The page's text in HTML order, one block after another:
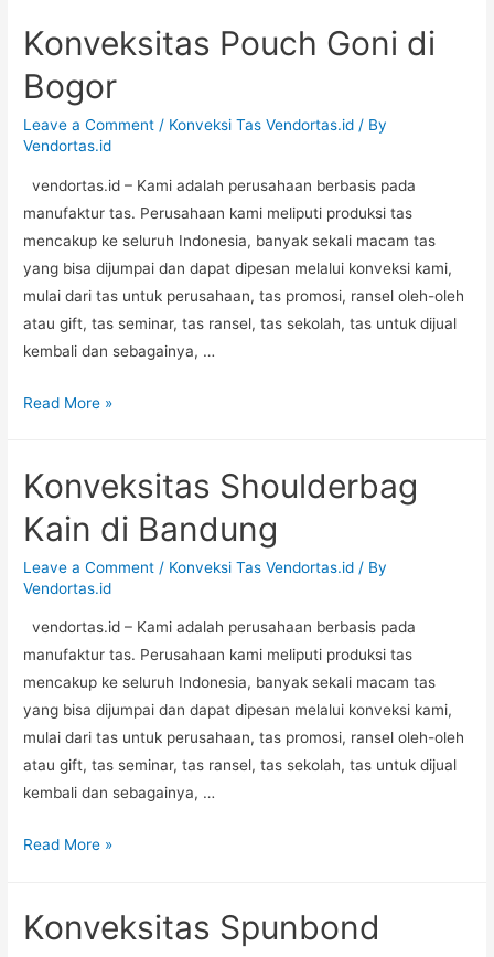
di
Timur
Konveksitas Pouch Goni di
Bogor
Leave a Comment / Konveksi Tas Vendortas.id / By
Vendortas.id
vendortas.id – Kami adalah perusahaan berbasis pada
manufaktur tas. Perusahaan kami meliputi produksi tas
mencakup ke seluruh Indonesia, banyak sekali macam tas
yang bisa dijumpai dan dapat dipesan melalui konveksi kami,
mulai dari tas untuk perusahaan, tas promosi, ransel oleh-oleh
atau gift, tas seminar, tas ransel, tas sekolah, tas untuk dijual
kembali dan sebagainya, …
Konveksitas
di
Read More »
Konveksitas Shoulderbag
Kain di Bandung
Leave a Comment / Konveksi Tas Vendortas.id / By
Vendortas.id
vendortas.id – Kami adalah perusahaan berbasis pada
manufaktur tas. Perusahaan kami meliputi produksi tas
mencakup ke seluruh Indonesia, banyak sekali macam tas
yang bisa dijumpai dan dapat dipesan melalui konveksi kami,
mulai dari tas untuk perusahaan, tas promosi, ransel oleh-oleh
atau gift, tas seminar, tas ransel, tas sekolah, tas untuk dijual
kembali dan sebagainya, …
Konveksitas
di
Read More »
Konveksitas Spunbond